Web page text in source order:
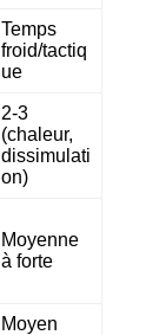
Temps
froid/tactiq
ue
2-3
(chaleur,
dissimulati
on)
Moyenne
à forte
Moyen